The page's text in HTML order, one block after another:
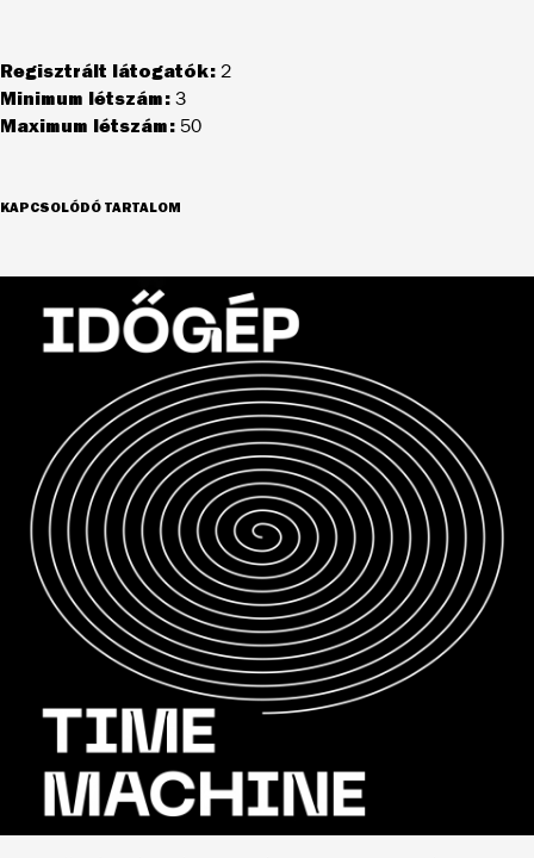
Regisztrált látogatók: 2
Minimum létszám: 3
Maximum létszám: 50
KAPCSOLÓDÓ TARTALOM